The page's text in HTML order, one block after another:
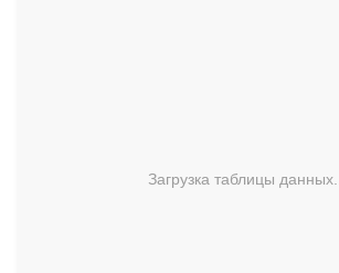
Загрузка таблицы данных...